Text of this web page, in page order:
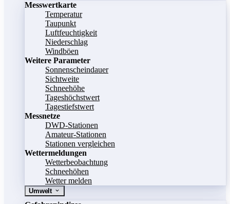
Messwertkarte
Temperatur
Taupunkt
Luftfeuchtigkeit
Niederschlag
Windböen
Weitere Parameter
Sonnenscheindauer
Sichtweite
Schneehöhe
Tageshöchstwert
Tagestiefstwert
Messnetze
DWD-Stationen
Amateur-Stationen
Stationen vergleichen
Wettermeldungen
Wetterbeobachtung
Schneehöhen
Wetter melden
Umwelt